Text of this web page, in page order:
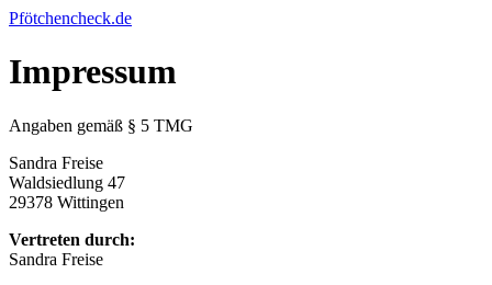
Zum
springen
Pfötchencheck.de
Impressum
Angaben gemäß § 5 TMG
Sandra Freise
Waldsiedlung 47
29378 Wittingen
Vertreten durch:
Sandra Freise